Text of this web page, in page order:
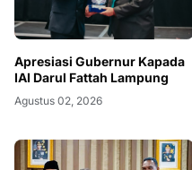
Apresiasi Gubernur Kapada
IAI Darul Fattah Lampung
Agustus 02, 2026